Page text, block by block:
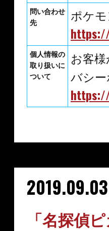
問い合わせ
先
ポケ
個人情報の
取り扱いに
ついて
お客
バシ
2019.09.03
「名探偵